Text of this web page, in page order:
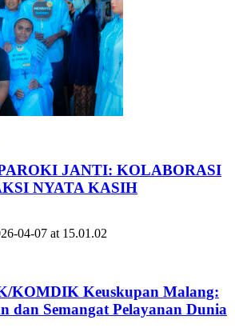
JANTI: KOLABORASI
NYATA KASIH
KOMDIK Keuskupan Malang:
dan Semangat Pelayanan Dunia